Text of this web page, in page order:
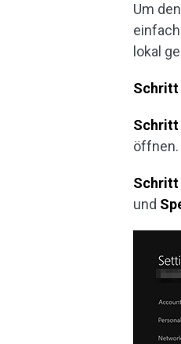
Um
lokal
Schritt
Schritt
öffnen.
Schritt
und